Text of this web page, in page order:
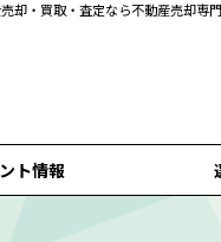
・買取・査定なら不動産売却
ト情報